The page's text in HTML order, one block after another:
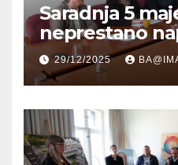
Saradnja 5
neprestano
29/12/2025